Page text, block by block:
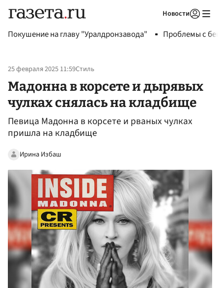
Новости
Покушение на главу "Уралдронзавода" Проблемы с
25 февраля 2025 11:59Стиль
Мадонна в корсете и дырявых
чулках снялась на кладбище
Певица Мадонна в корсете и рваных чулках
пришла на кладбище
Ирина Избаш